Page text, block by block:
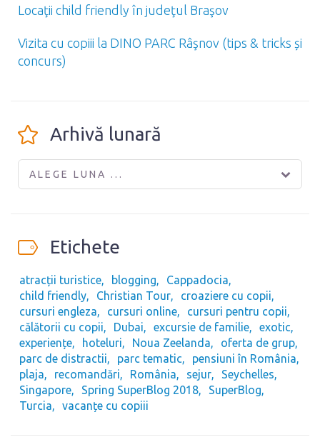
Locaţii child friendly în judeţul Braşov
Vizita cu copiii la DINO PARC Râşnov (tips & tricks și
concurs)
Arhivă lunară
ALEGE LUNA ...
Etichete
atracții turistice blogging
Cappadocia
child friendly
Christian Tour
croaziere cu copii
cursuri engleza
cursuri online
cursuri pentru copii
călătorii cu copii
Dubai excursie de familie
exotic
experiențe
hoteluri Noua Zeelanda
oferta de grup
parc de distractii
parc tematic
pensiuni în România
plaja
recomandări România sejur
Seychelles
Singapore
Spring SuperBlog 2018
SuperBlog
Turcia
vacanțe cu copiii